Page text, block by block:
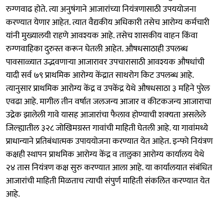
रुग्णवाढ होते. त्या अनुषंगाने आजारांच्या नियंत्रणासाठी उपययोजना
करण्यात येणार आहेत. त्यात वैद्यकीय अधिकारी तसेच आरोग्य कर्मचारी
यांनी मुख्यालयी राहणे आवश्यक आहे. तसेच शासकीय वाहन किंवा
रुग्णवाहिका दुरुस्त करून घेतली आहेत. औषधसाठाही उपलब्ध
पावसाळ्यात उद्भवणाऱ्या आजारावर उपचारासाठी आवश्यक औषधांची
यादी सर्व ७९ प्राथमिक आरोग्य केंद्रात साथरोग किट उपलब्ध आहे.
त्यानुसार प्राथमिक आरोग्य केंद्र व उपकेंद्र येथे औषधसाठा ३ महिने पुरेल
एवढा आहे. मागील तीन वर्षात जलजन्य आजार व कीटकजन्य आजाराचा
उद्रेक झालेली गावे यासह आजारांचा फैलाव होण्याची शक्‍यता असलेले
जिल्‍ह्यातील ३२८ जोखिमग्रस्त गावांची माहिती घेतली आहे. या गावांमध्ये
प्राधान्याने प्रतिबंधात्मक उपाययोजना करण्यात येत आहेत. इन्‍फो नियंत्रण
कक्षही स्थापन प्राथमिक आरोग्य केंद्र व तालुका आरोग्य कार्यालय येथे
२४ तास नियंत्रण कक्ष सुरु करण्यात आला आहे. या कार्यालयात संबंधित
आजारांची माहिती मिळताच त्‍याची संपुर्ण माहिती संकलित करण्यात येत
आहे.